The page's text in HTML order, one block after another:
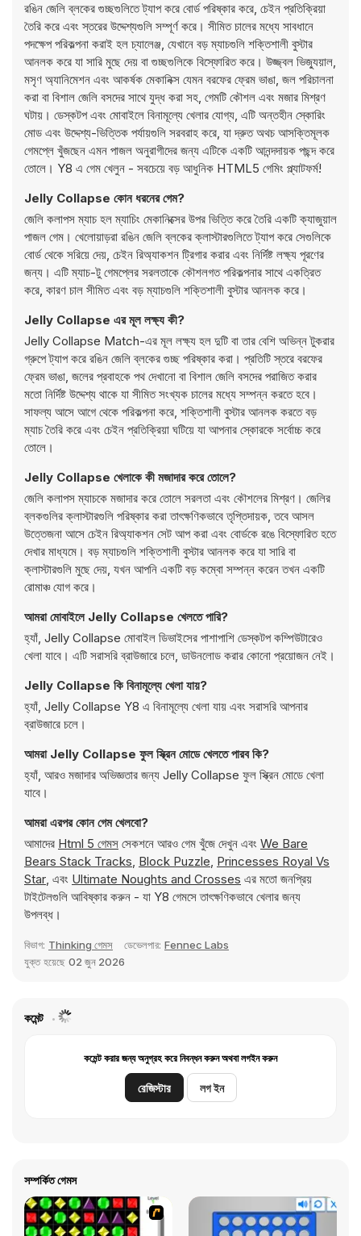
রঙিন জেলি ব্লকের গুচ্ছগুলিতে ট্যাপ করে বোর্ড পরিষ্কার করে, চেইন প্রতিক্রিয়া
তৈরি করে এবং স্তরের উদ্দেশ্যগুলি সম্পূর্ণ করে। সীমিত চালের মধ্যে সাবধানে
পদক্ষেপ পরিকল্পনা করাই হল চ্যালেঞ্জ, যেখানে বড় ম্যাচগুলি শক্তিশালী বুস্টার
আনলক করে যা সারি মুছে দেয় বা গুচ্ছগুলিকে বিস্ফোরিত করে। উজ্জ্বল ভিজ্যুয়াল,
মসৃণ অ্যানিমেশন এবং আকর্ষক মেকানিক্স যেমন বরফের ফ্রেম ভাঙা, জল পরিচালনা
করা বা বিশাল জেলি বসদের সাথে যুদ্ধ করা সহ, গেমটি কৌশল এবং মজার মিশ্রণ
ঘটায়। ডেস্কটপ এবং মোবাইলে বিনামূল্যে খেলার যোগ্য, এটি অন্তহীন স্কোরিং
মোড এবং উদ্দেশ্য-ভিত্তিক পর্যায়গুলি সরবরাহ করে, যা দ্রুত অথচ আসক্তিমূলক
গেমপ্লে খুঁজছেন এমন পাজল অনুরাগীদের জন্য এটিকে একটি আনন্দদায়ক পছন্দ করে
তোলে। Y8 এ গেম খেলুন - সবচেয়ে বড় আধুনিক HTML5 গেমিং প্ল্যাটফর্ম!
Jelly Collapse কোন ধরনের গেম?
জেলি কলাপস ম্যাচ হল ম্যাচিং মেকানিক্সের উপর ভিত্তি করে তৈরি একটি ক্যাজুয়াল
পাজল গেম। খেলোয়াড়রা রঙিন জেলি ব্লকের ক্লাস্টারগুলিতে ট্যাপ করে সেগুলিকে
বোর্ড থেকে সরিয়ে দেয়, চেইন রিঅ্যাকশন ট্রিগার করার এবং নির্দিষ্ট লক্ষ্য পূরণের
জন্য। এটি ম্যাচ-টু গেমপ্লের সরলতাকে কৌশলগত পরিকল্পনার সাথে একত্রিত
করে, কারণ চাল সীমিত এবং বড় ম্যাচগুলি শক্তিশালী বুস্টার আনলক করে।
Jelly Collapse এর মূল লক্ষ্য কী?
Jelly Collapse Match-এর মূল লক্ষ্য হল দুটি বা তার বেশি অভিন্ন টুকরার
গ্রুপে ট্যাপ করে রঙিন জেলি ব্লকের গুচ্ছ পরিষ্কার করা। প্রতিটি স্তরে বরফের
ফ্রেম ভাঙা, জলের প্রবাহকে পথ দেখানো বা বিশাল জেলি বসদের পরাজিত করার
মতো নির্দিষ্ট উদ্দেশ্য থাকে যা সীমিত সংখ্যক চালের মধ্যে সম্পন্ন করতে হবে।
সাফল্য আসে আগে থেকে পরিকল্পনা করে, শক্তিশালী বুস্টার আনলক করতে বড়
ম্যাচ তৈরি করে এবং চেইন প্রতিক্রিয়া ঘটিয়ে যা আপনার স্কোরকে সর্বোচ্চ করে
তোলে।
Jelly Collapse খেলাকে কী মজাদার করে তোলে?
জেলি কলাপস ম্যাচকে মজাদার করে তোলে সরলতা এবং কৌশলের মিশ্রণ। জেলির
ব্লকগুলির ক্লাস্টারগুলি পরিষ্কার করা তাৎক্ষণিকভাবে তৃপ্তিদায়ক, তবে আসল
উত্তেজনা আসে চেইন রিঅ্যাকশন সেট আপ করা এবং বোর্ডকে রঙে বিস্ফোরিত হতে
দেখার মাধ্যমে। বড় ম্যাচগুলি শক্তিশালী বুস্টার আনলক করে যা সারি বা
ক্লাস্টারগুলি মুছে দেয়, যখন আপনি একটি বড় কম্বো সম্পন্ন করেন তখন একটি
রোমাঞ্চ যোগ করে।
আমরা মোবাইলে Jelly Collapse খেলতে পারি?
হ্যাঁ, Jelly Collapse মোবাইল ডিভাইসের পাশাপাশি ডেস্কটপ কম্পিউটারেও
খেলা যাবে। এটি সরাসরি ব্রাউজারে চলে, ডাউনলোড করার কোনো প্রয়োজন নেই।
Jelly Collapse কি বিনামূল্যে খেলা যায়?
হ্যাঁ, Jelly Collapse Y8 এ বিনামূল্যে খেলা যায় এবং সরাসরি আপনার
ব্রাউজারে চলে।
আমরা Jelly Collapse ফুল স্ক্রিন মোডে খেলতে পারব কি?
হ্যাঁ, আরও মজাদার অভিজ্ঞতার জন্য Jelly Collapse ফুল স্ক্রিন মোডে খেলা
যাবে।
আমরা এরপর কোন গেম খেলবো?
আমাদের Html 5 গেমস সেকশনে আরও গেম খুঁজে দেখুন এবং We Bare
Bears Stack Tracks, Block Puzzle, Princesses Royal Vs
Star, এবং Ultimate Noughts and Crosses এর মতো জনপ্রিয়
টাইটেলগুলি আবিষ্কার করুন - যা Y8 গেমসে তাৎক্ষণিকভাবে খেলার জন্য
উপলব্ধ।
বিভাগ: Thinking গেমস ডেভেলপার: Fennec Labs
যুক্ত হয়েছে 02 জুন 2026
কমেন্ট
কমেন্ট করার জন্য অনুগ্রহ করে নিবন্ধন করুন অথবা লগইন করুন
রেজিস্টার লগ ইন
সম্পর্কিত গেমস